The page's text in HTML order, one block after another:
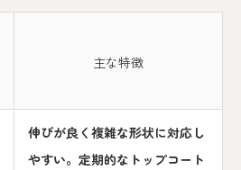
主な特徴
伸びが良く複雑な形状に対応し
やすい。定期的なトップコート